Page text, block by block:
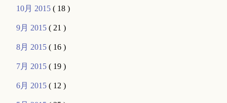
10月 2015( 18 )
9月 2015( 21 )
8月 2015( 16 )
7月 2015( 19 )
6月 2015( 12 )